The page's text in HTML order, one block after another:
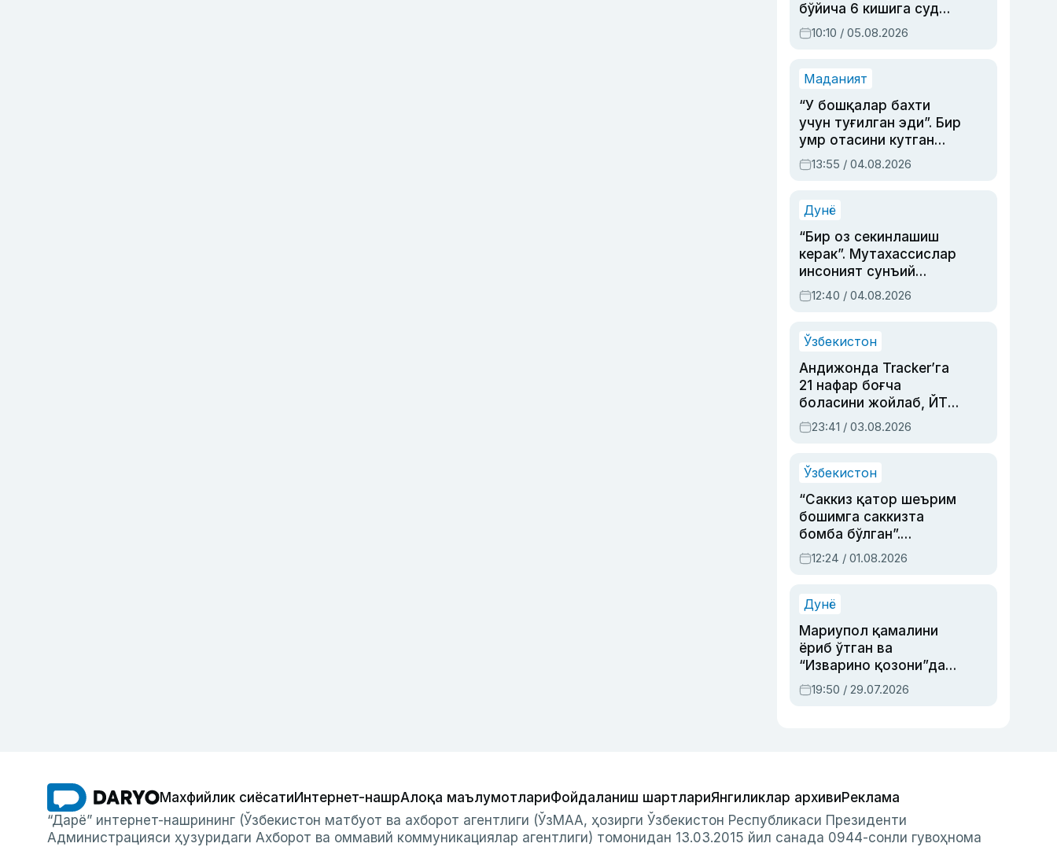
бўйича 6 кишига суд
ҳукми ўқилди
10:10 / 05.08.2026
Маданият
“У бошқалар бахти
учун туғилган эди”. Бир
умр отасини кутган
актриса ва дубльяж
устаси Римма
синовларга тўла ҳаёти
13:55 / 04.08.2026
Дунё
“Бир оз секинлашиш
керак”. Мутахассислар
инсоният сунъий
интеллектни бошқара
олмай қолишидан
12:40 / 04.08.2026
Ўзбекистон
Андижонда Tracker’га
21 нафар боғча
боласини жойлаб, ЙТҲ
содир этган аёлга суд
ҳукми ўқилди
23:41 / 03.08.2026
Ўзбекистон
“Саккиз қатор шеърим
бошимга саккизта
бомба бўлган”.
Абдулла Ориповни
сиёсий айбловлардан
12:24 / 01.08.2026
Дунё
Мариупол қамалини
ёриб ўтган ва
“Изварино қозони”дан
чиққан қаҳрамон —
Украина армияси бош
19:50 / 29.07.2026
Махфийлик сиёсатиИнтернет-нашрАлоқа маълумотлариФойдаланиш шартлариЯнгиликлар архивиРеклама
“Дарё” интернет-нашрининг (Ўзбекистон матбуот ва ахборот агентлиги (ЎзМАА, ҳозирги Ўзбекистон Республикаси Президенти
Администрацияси ҳузуридаги Ахборот ва оммавий коммуникациялар агентлиги) томонидан 13.03.2015 йил санада 0944-сонли гувоҳнома